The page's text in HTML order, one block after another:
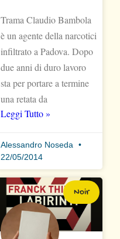
Trama Claudio Bambola
è un agente della narcotici
infiltrato a Padova. Dopo
due anni di duro lavoro
sta per portare a termine
una retata da
Leggi Tutto »
Alessandro Noseda
22/05/2014
Noir